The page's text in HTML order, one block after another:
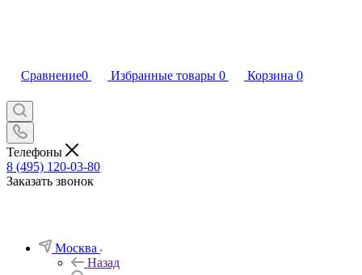
Сравнение0 Избранные товары 0 Корзина 0
Телефоны
8 (495) 120-03-80
Заказать звонок
Москва
Назад